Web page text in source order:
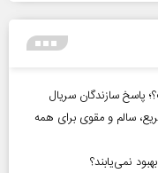
پاسخ سازندگان سریال
معرفی ۳۰ صبحانه سریع، سالم و مقوی برای همه
نمی‌یابند؟